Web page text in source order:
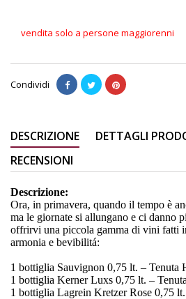
vendita solo a persone maggiorenni
Condividi
DESCRIZIONE
DETTAGLI
RECENSIONI
Descrizione:
Ora, in primavera, quando il tempo è
ma le giornate si allungano e ci danno
offrirvi una piccola gamma di vini fatti
armonia e bevibilitá:
1 bottiglia Sauvignon 0,75 lt. – Tenuta
1 bottiglia Kerner Luxs 0,75 lt. –
1 bottiglia Lagrein Kretzer Rose 0,75